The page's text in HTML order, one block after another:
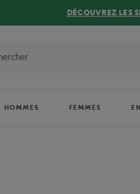
DÉCOUVREZ LES
HOMMES FEMMES